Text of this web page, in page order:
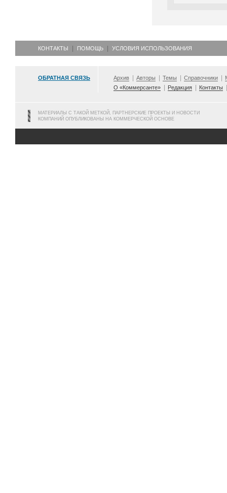
КОНТАКТЫ ПОМОЩЬ УСЛОВИЯ ИСПОЛЬЗОВАНИЯ
ОБРАТНАЯ СВЯЗЬ Архив Авторы Темы Справочники
О «Коммерсанте»
Редакция Контакты
МАТЕРИАЛЫ С ТАКОЙ МЕТКОЙ, ПАРТНЕРСКИЕ ПРОЕКТЫ И НОВОСТИ
КОМПАНИЙ ОПУБЛИКОВАНЫ НА КОММЕРЧЕСКОЙ ОСНОВЕ